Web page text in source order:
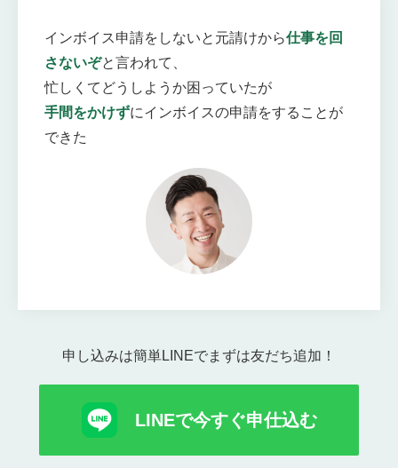
インボイス申請をしないと元請けから仕事を回
さないぞと言われて、
忙しくてどうしようか困っていたが
手間をかけずにインボイスの申請をすることが
できた
申し込みは簡単LINEでまずは友だち追加！
LINEで今すぐ申仕込む